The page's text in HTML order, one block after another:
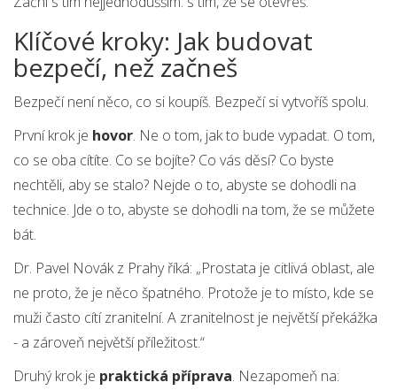
Klíčové kroky: Jak budovat
bezpečí, než začneš
Bezpečí není něco, co si koupíš. Bezpečí si vytvoříš spolu.
První krok je hovor. Ne o tom, jak to bude vypadat. O tom,
co se oba cítíte. Co se bojíte? Co vás děsí? Co byste
nechtěli, aby se stalo? Nejde o to, abyste se dohodli na
technice. Jde o to, abyste se dohodli na tom, že se můžete
bát.
Dr. Pavel Novák z Prahy říká: „Prostata je citlivá oblast, ale
ne proto, že je něco špatného. Protože je to místo, kde se
muži často cítí zranitelní. A zranitelnost je největší překážka
- a zároveň největší příležitost.“
Druhý krok je praktická příprava. Nezapomeň na: